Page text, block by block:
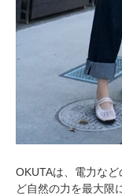
OKUTAは、電力な
ど自然の力を最大限